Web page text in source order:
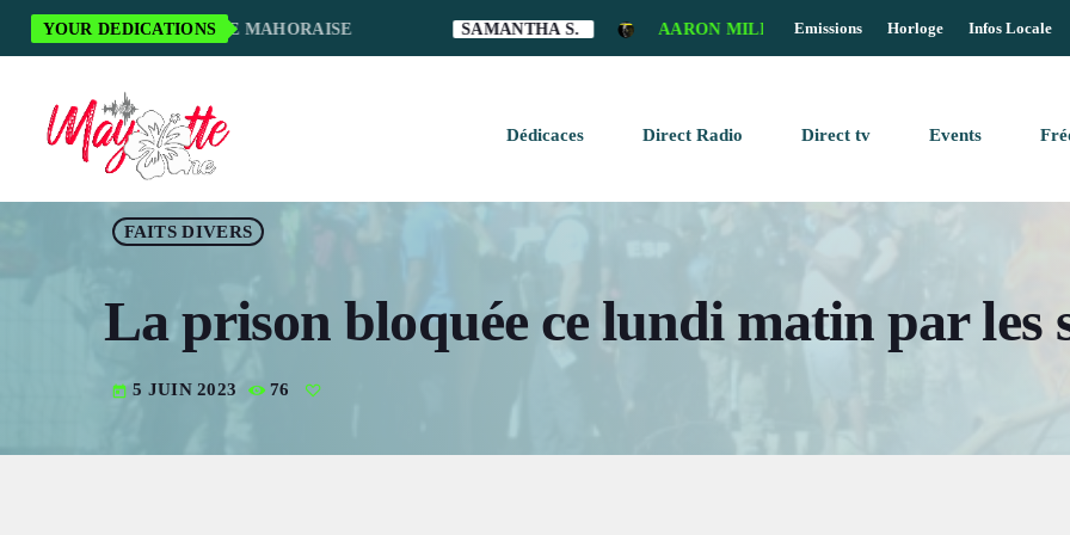
YOUR DEDICATIONS
LA MUSIQUE MAHORAISE SAMANTHA S. AARON MILLS - SECRET CONSPIRANCY (LIAN JULY
Emissions Horloge Infos Locale
Dédicaces Direct Radio Direct tv Events close
BLOG SIDEBAR
BLOG SIDEBAR
MAGAZINE
FAITS DIVERS
La prison bloquée ce lundi matin par les
today 5 JUIN 2023 76